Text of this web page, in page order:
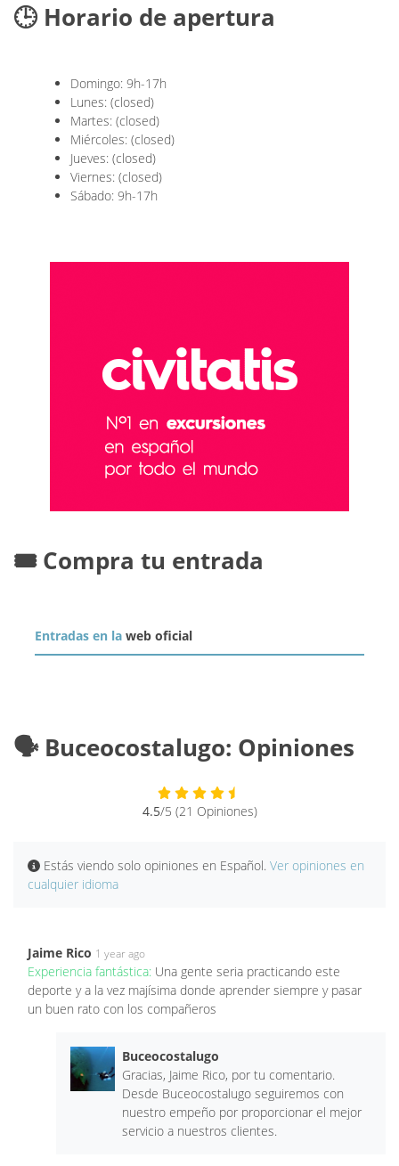
🕒 Horario de apertura
Domingo: 9h-17h
Lunes: (closed)
Martes: (closed)
Miércoles: (closed)
Jueves: (closed)
Viernes: (closed)
Sábado: 9h-17h
🎟️ Compra tu entrada
Entradas en la web oficial
🗣️ Buceocostalugo: Opiniones
4.5/5 (21 Opiniones)
Estás viendo solo opiniones en Español. Ver opiniones en
cualquier idioma
Jaime Rico 1 year ago
Experiencia fantástica: Una gente seria practicando este
deporte y a la vez majísima donde aprender siempre y pasar
un buen rato con los compañeros
Buceocostalugo
Gracias, Jaime Rico, por tu comentario.
Desde Buceocostalugo seguiremos con
nuestro empeño por proporcionar el mejor
servicio a nuestros clientes.